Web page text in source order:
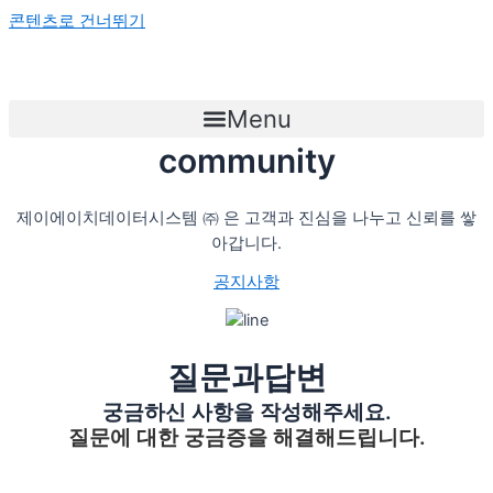
콘텐츠로 건너뛰기
Menu
community
제이에이치데이터시스템 ㈜ 은 고객과 진심을 나누고 신뢰를 쌓
아갑니다.
공지사항
질문과답변
궁금하신 사항을 작성해주세요.
질문에 대한 궁금증을 해결해드립니다.